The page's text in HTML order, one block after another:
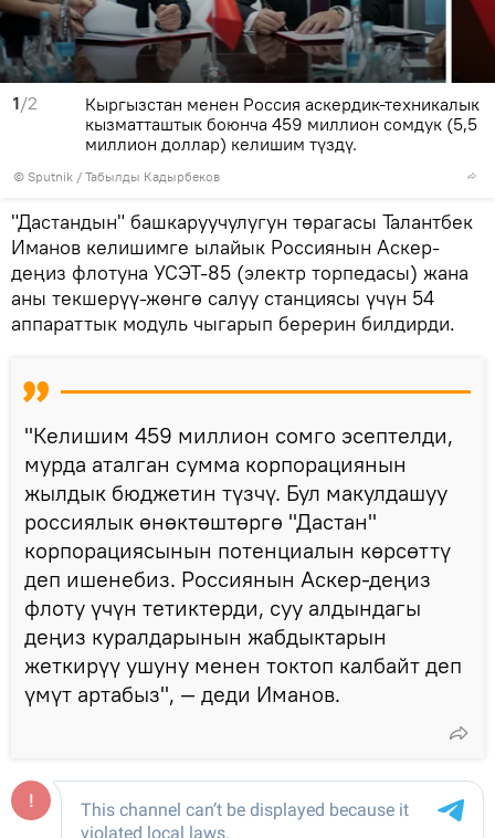
1/2
© Sputnik / Табылды Кадырбеков
Кыргызстан менен Россия аскердик-техникалык
кызматташтык боюнча 459 миллион сомдук (5,5
миллион доллар) келишим түздү.
"Дастандын" башкаруучулугун төрагасы Талантбек
Иманов келишимге ылайык Россиянын Аскер-
деңиз флотуна УСЭТ-85 (электр торпедасы) жана
аны текшерүү-жөнгө салуу станциясы үчүн 54
аппараттык модуль чыгарып берерин билдирди.
"Келишим 459 миллион сомго эсептелди,
мурда аталган сумма корпорациянын
жылдык бюджетин түзчү. Бул макулдашуу
россиялык өнөктөштөргө "Дастан"
корпорациясынын потенциалын көрсөттү
деп ишенебиз. Россиянын Аскер-деңиз
флоту үчүн тетиктерди, суу алдындагы
деңиз куралдарынын жабдыктарын
жеткирүү ушуну менен токтоп калбайт деп
үмүт артабыз", — деди Иманов.